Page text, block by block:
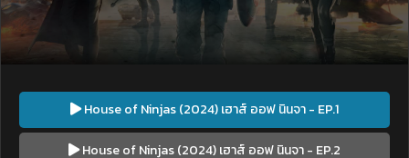
House of Ninjas (2024) เฮาส์ ออฟ นินจา - EP.1
House of Ninjas (2024) เฮาส์ ออฟ นินจา - EP.2